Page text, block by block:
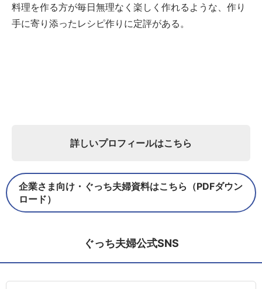
料理を作る方が毎日無理なく楽しく作れるような、作り
手に寄り添ったレシピ作りに定評がある。
詳しいプロフィールはこちら
企業さま向け・ぐっち夫婦資料はこちら（PDFダウン
ロード）
ぐっち夫婦公式SNS